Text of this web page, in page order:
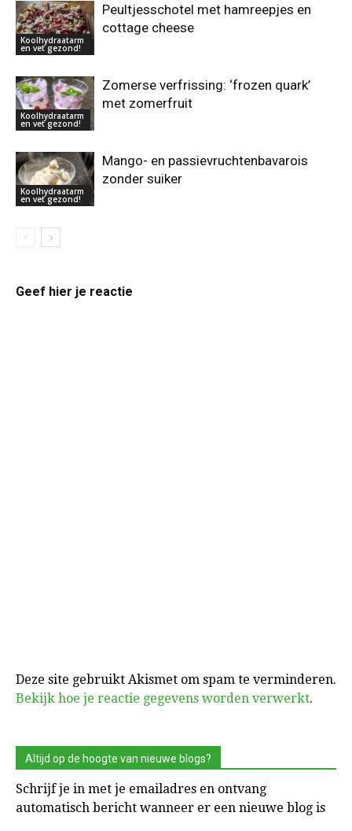
Koolhydraatarm
en vet gezond!
Peultjesschotel met hamreepjes en
cottage cheese
Koolhydraatarm
en vet gezond!
Zomerse verfrissing: ‘frozen quark’
met zomerfruit
Koolhydraatarm
en vet gezond!
Mango- en passievruchtenbavarois
zonder suiker
Geef hier je reactie
Deze site gebruikt Akismet om spam te verminderen.
Bekijk hoe je reactie gegevens worden verwerkt.
Altijd op de hoogte van nieuwe blogs?
Schrijf je in met je emailadres en ontvang
automatisch bericht wanneer er een nieuwe blog is